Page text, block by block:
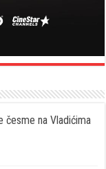
česme na Vladićima